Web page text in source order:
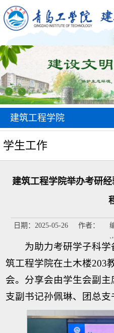
建筑工程学院
学生工作
建筑工程学院举办考研
日期：2025-05-26 作者：
为助力考研学子科
筑工程学院在土木楼203
会。分享会由学生会副
支副书记孙佩琳、团总支